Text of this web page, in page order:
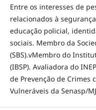
Entre os interesses de
relacionados à
educação policial,
sociais. Membro da
(SBS).vMembro do
(IBSP). Avaliadora do
de Prevenção de Crimes
Vulneráveis da Senasp/